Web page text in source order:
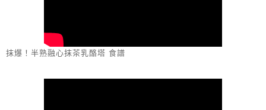
抹爆！半熟融心抹茶乳酪塔 食譜